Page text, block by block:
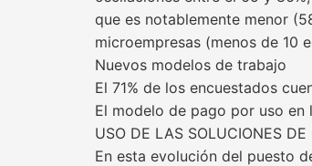
que es notablemente menor
microempresas (menos de 10
Nuevos modelos de trabajo
El 71% de los encuestados
El modelo de pago por uso en
USO DE LAS SOLUCIONES
En esta evolución del puesto